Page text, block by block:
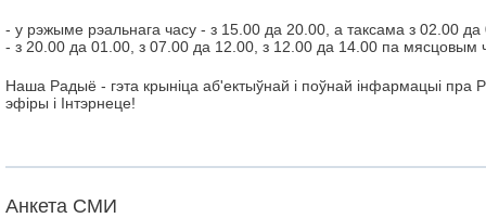
- у рэжыме рэальнага часу - з 15.00 да 20.00, а таксама з 02.00
- з 20.00 да 01.00, з 07.00 да 12.00, з 12.00 да 14.00 па мясцовым
Наша Радыё - гэта крыніца аб'ектыўнай і поўнай інфармацыі пра
эфіры і Інтэрнеце!
Анкета СМИ